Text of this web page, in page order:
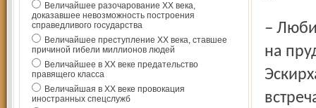
Величайшее разочарование ХХ века,
доказавшее невозможность построения
справедливого государства
Величайшее преступление ХХ века, ставшее
причиной гибели миллионов людей
Величайшее в ХХ веке предательство
правящего класса
Величайшая в ХХ веке провокация
иностранных спецслужб
– Любимый отдых у ребят зимой – после уроков кататься
на